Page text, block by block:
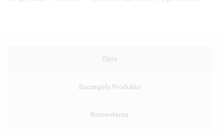
Opis
Szczegóły Produktu
Komentarze